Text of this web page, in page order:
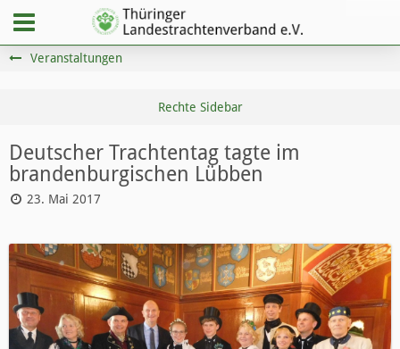
Veranstaltungen
Deutscher Trachtentag tagte im
brandenburgischen Lübben
23. Mai 2017